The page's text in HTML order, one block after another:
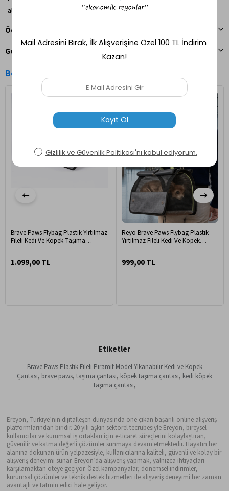
almasını sağlar ve tırnak ile diş darbelerine karşı dayanıklıdır.
Ödeme Seçenekleri
Geri Bildirim Gönder
Benzer Ürünler
Brave Paws Flybag Plastik Yırtılmaz
Fileli Kedi Ve Köpek Taşıma
1.099,00 TL
Ücretsiz Kargo
Reyo Brave Paws Flybag Plastik
Yırtılmaz Fileli Kedi Ve Köpek
999,00 TL
Ücretsiz Kargo
Hızlı Kargo
Etiketler
Brave Paws Plastik Fileli Piramit Model Yıkanabilir Kedi ve Köpek
Çantası, brave paws, taşıma çantası, köpek taşıma çantası, kedi köpek
taşıma çantası,
Ereyon, Türkiye’nin dijitalleşen dünyasında öne çıkan başarılı online alışveriş
platformlarından biridir. 20 yılı aşkın sektörel tecrübesiyle Ereyon, bireysel
kullanıcılar ve kurumsal iş ortakları için e-ticaret süreçlerini kolaylaştıran,
güvenilir ve katma değerli çözümler sunmaya devam etmektedir. Hayatın her
alanına dokunan ürün yelpazesiyle, kullanıcılarına kaliteli, güvenli ve kolay bir
alışveriş deneyimi sunar. Ereyon’da alışveriş yapmak, yalnızca ihtiyaçları
karşılamaktan öteye geçiyor. Özel kampanyalar, dönemsel indirimler,
kurumsal çözümler ve teknik destek hizmetleri ile alışveriş deneyimi her zaman
avantajlı ve tatmin edici hale geliyor.